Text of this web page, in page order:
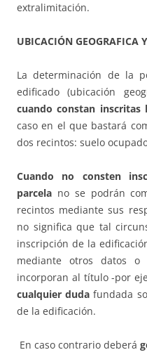
extralimitación.
UBICACIÓN GEOGRAFICA
La determinación de la
edificado (ubicación
cuando constan inscritas
caso en el que bastará
dos recintos: suelo
Cuando no consten
parcela no se podrán
recintos mediante sus
no significa que tal
inscripción de la
mediante otros datos o
incorporan al título -por
cualquier duda fundada
de la edificación.
En caso contrario deberá